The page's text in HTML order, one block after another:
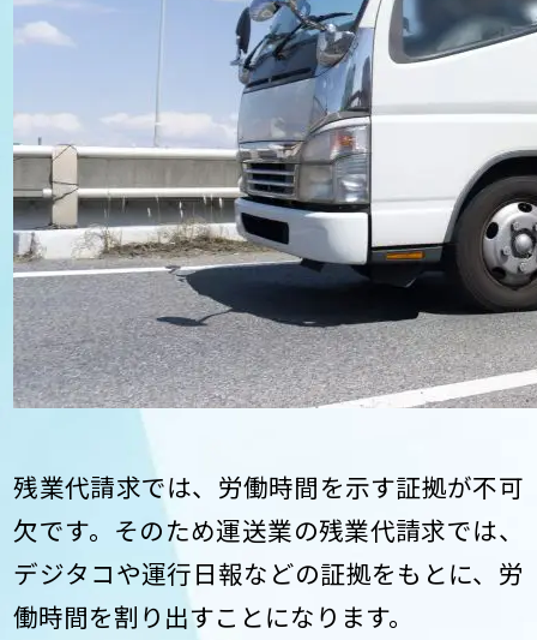
残業代請求では、労働時間を示す証拠が不可
欠です。そのため運送業の残業代請求では、
デジタコや運行日報などの証拠をもとに、労
働時間を割り出すことになります。